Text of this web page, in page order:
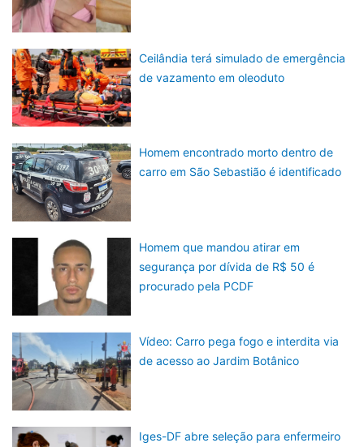
Ceilândia terá simulado de emergência
de vazamento em oleoduto
Homem encontrado morto dentro de
carro em São Sebastião é identificado
Homem que mandou atirar em
segurança por dívida de R$ 50 é
procurado pela PCDF
Vídeo: Carro pega fogo e interdita via
de acesso ao Jardim Botânico
Iges-DF abre seleção para enfermeiro